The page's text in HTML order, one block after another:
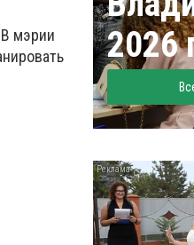
мэрии
2026